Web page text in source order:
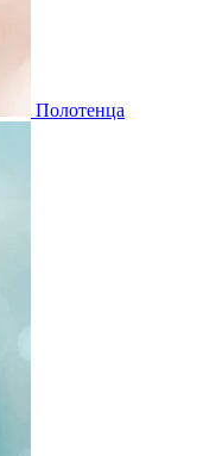
Полотенца